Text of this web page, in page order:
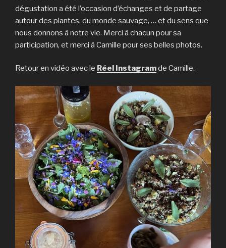
dégustation a été l’occasion d’échanges et de partage
autour des plantes, du monde sauvage, … et du sens que
nous donnons à notre vie. Merci à chacun pour sa
participation, et merci à Camille pour ses belles photos.
Retour en vidéo avec le Réel Instagramde Camille.